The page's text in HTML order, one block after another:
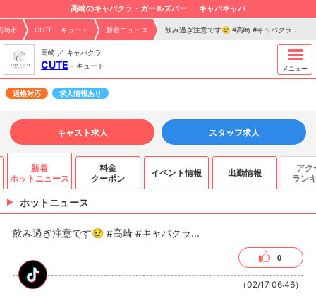
高崎のキャバクラ・ガールズバー キャバキャバ
崎市 CUTE - キュート 新着ニュース 飲み過ぎ注意です😢 #高崎 #キャバクラ...
高崎 ／ キャバクラ
CUTE - キュート メニュー
適格対応 求人情報あり
キャスト求人 スタッフ求人
新着
ホットニュース
料金
クーポン
イベント情報 出勤情報
アク
ラン
ホットニュース
飲み過ぎ注意です😢 #高崎 #キャバクラ...
0
（02/17 06:46）